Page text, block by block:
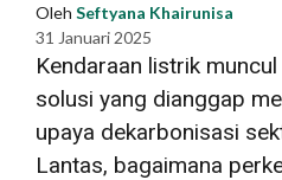
Oleh Seftyana Khairunisa
31 Januari 2025
Kendaraan listrik
solusi yang dianggap
upaya dekarbonisasi
Lantas, bagaimana